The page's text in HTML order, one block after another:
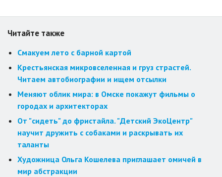
Читайте также
Смакуем лето с барной картой
Крестьянская микровселенная и груз страстей.
Читаем автобиографии и ищем отсылки
Меняют облик мира: в Омске покажут фильмы о
городах и архитекторах
От "сидеть" до фристайла. "Детский ЭкоЦентр"
научит дружить с собаками и раскрывать их
таланты
Художница Ольга Кошелева приглашает омичей в
мир абстракции